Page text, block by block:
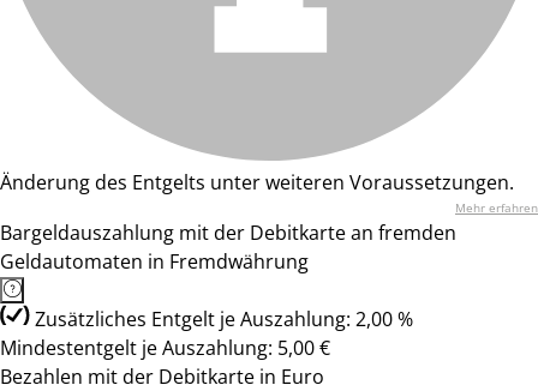
Änderung des Entgelts unter weiteren Voraussetzungen.
Mehr erfahren
Bargeldauszahlung mit der Debitkarte an fremden
Geldautomaten in Fremdwährung
Zusätzliches Entgelt je Auszahlung: 2,00 %
Mindestentgelt je Auszahlung: 5,00 €
Bezahlen mit der Debitkarte in Euro